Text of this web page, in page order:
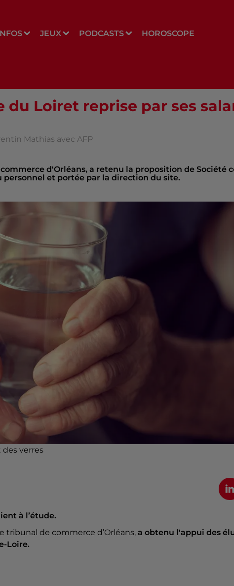
JEUX PODCASTS HOROSCOPE
du Loiret reprise par ses
Mathias avec AFP
d'Orléans, a retenu la proposition de Société
et portée par la direction du site.
des verres
à l’étude.
tribunal de commerce d’Orléans, a obtenu l'appui des
Loire.